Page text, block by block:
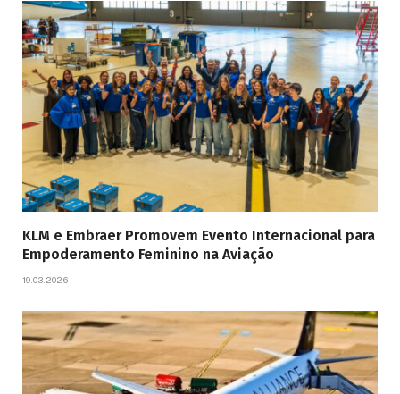
KLM e Embraer Promovem Evento Internacional para
Empoderamento Feminino na Aviação
19.03.2026